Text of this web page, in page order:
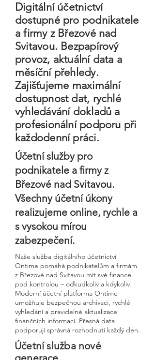
Digitální účetnictví
dostupné pro podnikatele
a firmy z Březové nad
Svitavou. Bezpapírový
provoz, aktuální data a
měsíční přehledy.
Zajišťujeme maximální
dostupnost dat, rychlé
vyhledávání dokladů a
profesionální podporu při
každodenní práci.
Účetní služby pro
podnikatele a firmy z
Březové nad Svitavou.
Všechny účetní úkony
realizujeme online, rychle a
s vysokou mírou
zabezpečení.
Naše služba digitálního účetnictví
Ontime pomáhá podnikatelům a firmám
z Březové nad Svitavou mít své finance
pod kontrolou – odkudkoliv a kdykoliv.
Moderní účetní platforma Ontime
umožňuje bezpečnou archivaci, rychlé
vyhledání a pravidelné aktualizace
finančních informací. Přesná data
podporují správná rozhodnutí každý den.
Účetní služba nové